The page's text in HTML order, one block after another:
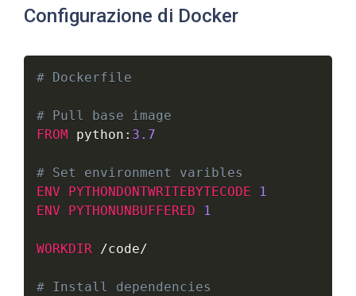
Configurazione di Docker
# Dockerfile
# Pull base image
FROM
python : 3.7
# Set environment varibles
ENV
PYTHONDONTWRITEBYTECODE
1
ENV
PYTHONUNBUFFERED 1
WORKDIR /code/
# Install dependencies